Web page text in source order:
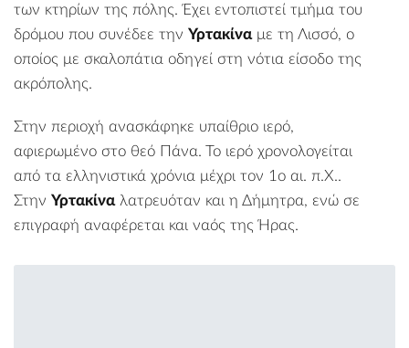
των κτηρίων της πόλης. Έχει εντοπιστεί τμήμα του
δρόμου που συνέδεε την Υρτακίναμε τη Λισσό, ο
οποίος με σκαλοπάτια οδηγεί στη νότια είσοδο της
ακρόπολης.
Στην περιοχή ανασκάφηκε υπαίθριο ιερό,
αφιερωμένο στο θεό Πάνα. Το ιερό χρονολογείται
από τα ελληνιστικά χρόνια μέχρι τον 1ο αι. π.Χ..
Στην Υρτακίναλατρευόταν και η Δήμητρα, ενώ σε
επιγραφή αναφέρεται και ναός της Ήρας.